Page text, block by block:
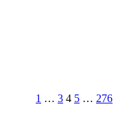
1 … 3 4 5 … 276